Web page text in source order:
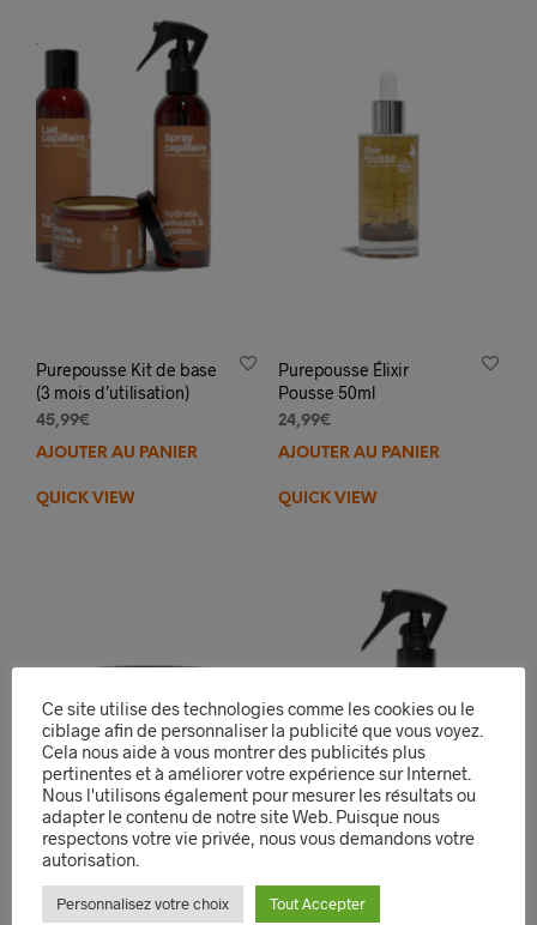
Purepousse Kit de base
(3 mois d’utilisation)
45,99€
AJOUTER AU PANIER
QUICK VIEW
Purepousse Élixir
Pousse 50ml
24,99€
AJOUTER AU PANIER
QUICK VIEW
Ce site utilise des technologies comme les cookies ou le
ciblage afin de personnaliser la publicité que vous voyez.
Cela nous aide à vous montrer des publicités plus
pertinentes et à améliorer votre expérience sur Internet.
Nous l'utilisons également pour mesurer les résultats ou
adapter le contenu de notre site Web. Puisque nous
respectons votre vie privée, nous vous demandons votre
autorisation.
Personnalisez votre choix Tout Accepter